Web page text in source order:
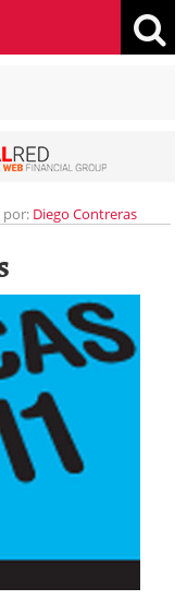
por: Diego Contreras